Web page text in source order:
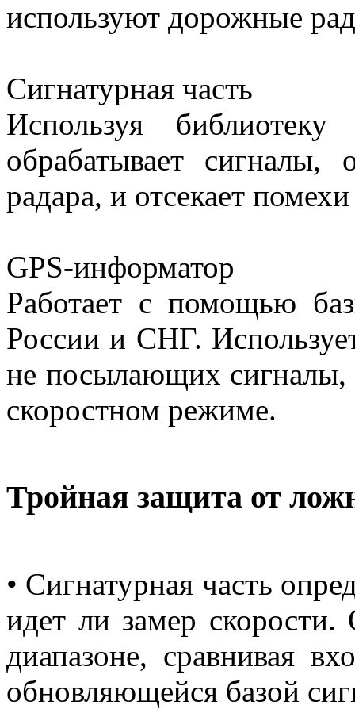
используют дорожные
Сигнатурная часть
Используя
обрабатывает сигналы,
радара, и отсекает
GPS-информатор
Работает с помощью
России и СНГ.
не посылающих сигналы,
скоростном режиме.
Тройная защита от
• Сигнатурная часть
идет ли замер
диапазоне, сравнивая
обновляющейся базой